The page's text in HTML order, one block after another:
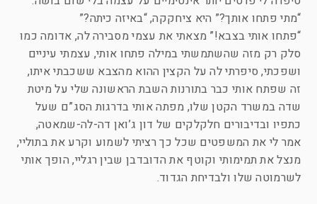
“מתי פתחו אותך?” היא ציחקקה, “באיזה כיתה?”
“פתחו אותי בצבא!” מצאתי את עצמי מסבירה לה, אדומה כמו
סלק רק מזה שהשתמשתי במילה פתחו אותי, עצמתי עיניים
ושפכתי, סיפרתי לה על הקצין ההוא מהצבא ששכבתי איתו,
זה שפתח אותי כבר בתורנות השבת הראשונה שלי על מיטת
שדה במשרד הקטן שלו, מפתה אותי בדרגות הסג”ם שעל
כתפיו ובדיבורים חלקלקים של דון ג’ואן דה-לה-שמאטה,
אמר לי את המשפטים שכל כך רציתי לשמוע וקרע את בתוליי,
מנצל את תמימותי וקוטף את הדובדבן שבין רגליי, הופך אותי
לשרמוטה שלו ולבדיחת הגדוד.